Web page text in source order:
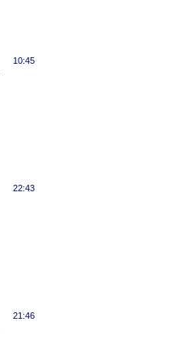
10:45
22:43
21:46